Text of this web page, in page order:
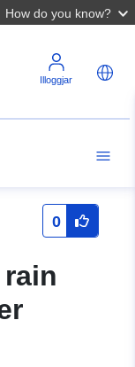
How do you know?
Illoggjar
0